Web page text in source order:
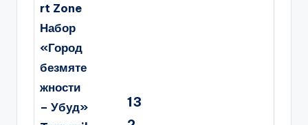
rt Zone
Набор
«Город
безмяте
жности
– Убуд»
13